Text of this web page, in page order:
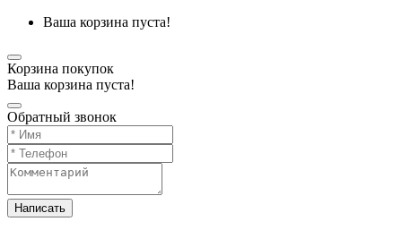
Ваша корзина пуста!
Корзина покупок
Ваша корзина пуста!
Обратный звонок
Написать